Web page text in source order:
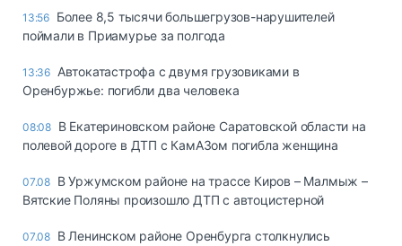
13:56 Более 8,5 тысячи большегрузов-нарушителей
поймали в Приамурье за полгода
13:36 Автокатастрофа с двумя грузовиками в
Оренбуржье: погибли два человека
08:08 В Екатериновском районе Саратовской области на
полевой дороге в ДТП с КамАЗом погибла женщина
07.08 В Уржумском районе на трассе Киров – Малмыж –
Вятские Поляны произошло ДТП с автоцистерной
07.08 В Ленинском районе Оренбурга столкнулись